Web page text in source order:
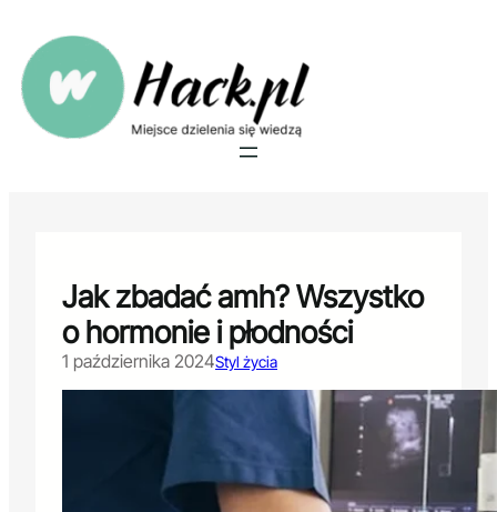
treści
Jak zbadać amh? Wszystko
o hormonie i płodności
1 października 2024Styl życia